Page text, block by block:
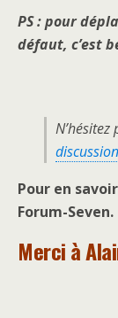
PS : pour
défaut, c’est
discussion
Pour en
Forum-Seven.
Merci à